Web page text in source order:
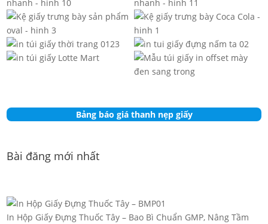
Bảng báo giá thanh nẹp giấy
Bài đăng mới nhất
In Hộp Giấy Đựng Thuốc Tây – Bao Bì Chuẩn GMP, Nâng Tầm